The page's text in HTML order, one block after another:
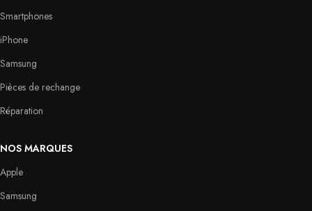
Smartphones
iPhone
Samsung
Pièces de rechange
Réparation
NOS MARQUES
Apple
Samsung